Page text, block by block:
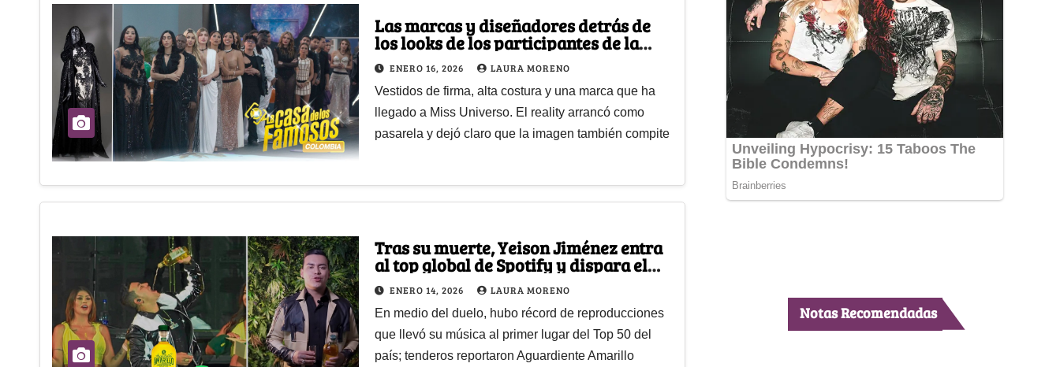
Las marcas y diseñadores detrás de
los looks de los participantes de la
Casa de los Famosos 3
ENERO 16, 2026 LAURA MORENO
Vestidos de firma, alta costura y una marca que ha
llegado a Miss Universo. El reality arrancó como
pasarela y dejó claro que la imagen también compite
Tras su muerte, Yeison Jiménez entra
al top global de Spotify y dispara el
consumo de Aguardiente Amarillo
ENERO 14, 2026 LAURA MORENO
En medio del duelo, hubo récord de reproducciones
que llevó su música al primer lugar del Top 50 del
país; tenderos reportaron Aguardiente Amarillo
Notas Recomendadas